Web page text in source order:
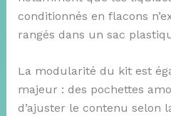
conditionnés en flacons
rangés dans un sac
La modularité du kit est
majeur : des pochettes
d’ajuster le contenu selon